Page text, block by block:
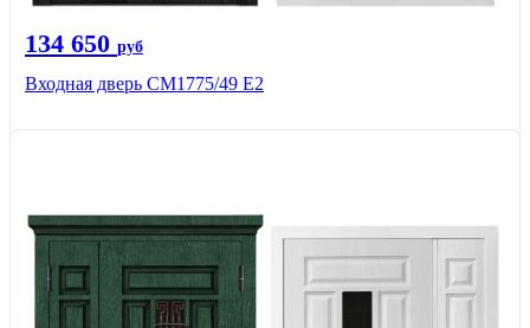
134 650 руб
Входная дверь СМ1775/49 Е2